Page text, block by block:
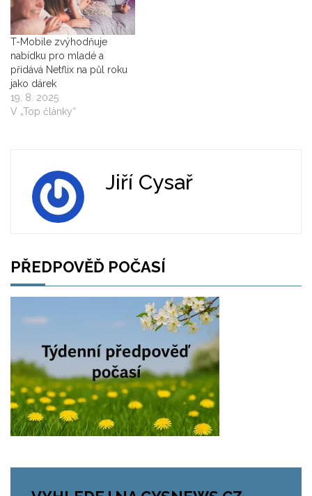
T-Mobile zvýhodňuje
nabídku pro mladé a
přidává Netflix na půl roku
jako dárek
19. 8. 2025
V „Top články“
Jiří Cysař
PŘEDPOVĚĎ POČASÍ